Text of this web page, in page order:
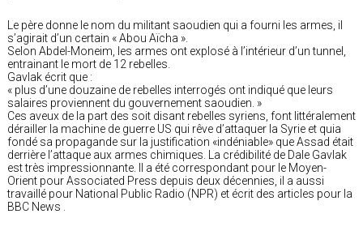
Le père donne le nom du militant saoudien qui a fourni les armes, il
s’agirait d’un certain « Abou Aïcha ».
Selon Abdel-Moneim, les armes ont explosé à l’intérieur d’un tunnel,
entrainant le mort de 12 rebelles.
Gavlak écrit que :
« plus d’une douzaine de rebelles interrogés ont indiqué que leurs
salaires proviennent du gouvernement saoudien. »
Ces aveux de la part des soit disant rebelles syriens, font littéralement
dérailler la machine de guerre US qui rêve d’attaquer la Syrie et quia
fondé sa propagande sur la justification «indéniable» que Assad était
derrière l’attaque aux armes chimiques. La crédibilité de Dale Gavlak
est très impressionnante. Il a été correspondant pour le Moyen-
Orient pour Associated Press depuis deux décennies, il a aussi
travaillé pour National Public Radio (NPR) et écrit des articles pour la
BBC News .